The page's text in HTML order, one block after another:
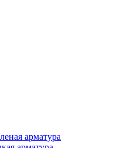
арматура